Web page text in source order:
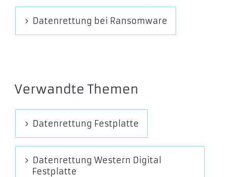
Datenrettung bei Ransomware
Verwandte Themen
Datenrettung Festplatte
Datenrettung Western Digital
Festplatte